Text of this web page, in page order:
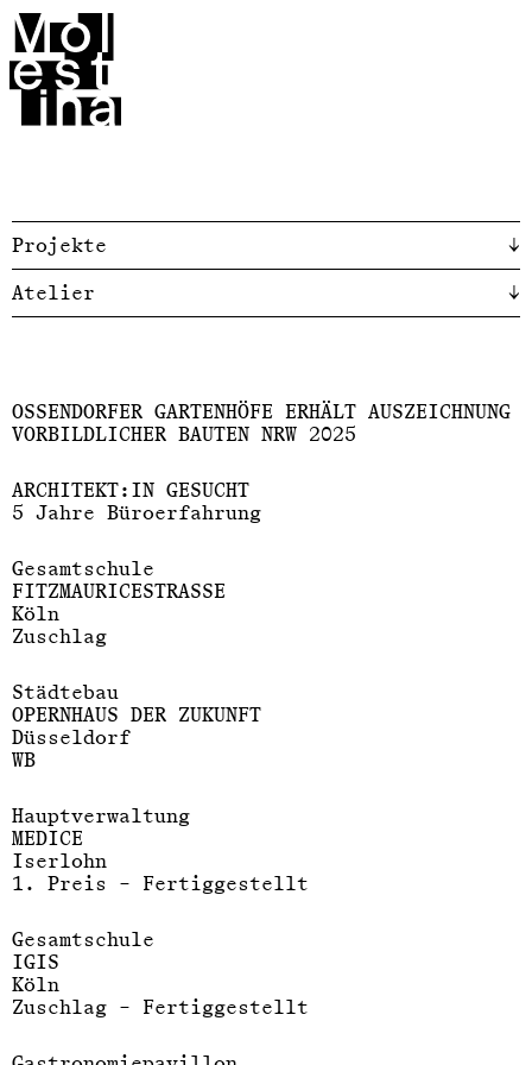
Molestina
Projekte
↓
Atelier
↓
OSSENDORFER GARTENHÖFE ERHÄLT AUSZEICHNUNG
VORBILDLICHER BAUTEN NRW 2025
ARCHITEKT:IN GESUCHT
5 Jahre Büroerfahrung
Gesamtschule
FITZMAURICESTRASSE
Köln
Zuschlag
Städtebau
OPERNHAUS DER ZUKUNFT
Düsseldorf
WB
Hauptverwaltung
MEDICE
Iserlohn
1. Preis – Fertiggestellt
Gesamtschule
IGIS
Köln
Zuschlag – Fertiggestellt